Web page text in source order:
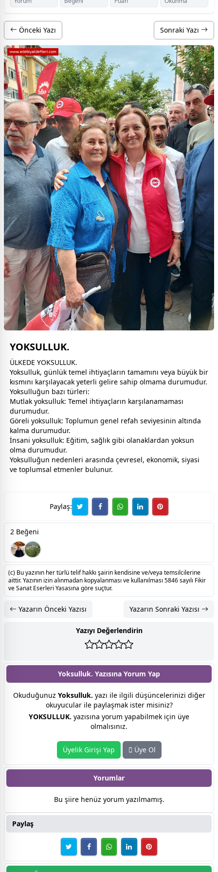
Önceki Yazı Sonraki Yazı
YOKSULLUK.
ÜLKEDE YOKSULLUK.
Yoksulluk, günlük temel ihtiyaçların tamamını veya büyük bir
kısmını karşılayacak yeterli gelire sahip olmama durumudur.
Yoksulluğun bazı türleri:
Mutlak yoksulluk: Temel ihtiyaçların karşılanamaması
durumudur.
Göreli yoksulluk: Toplumun genel refah seviyesinin altında
kalma durumudur.
İnsani yoksulluk: Eğitim, sağlık gibi olanaklardan yoksun
olma durumudur.
Yoksulluğun nedenleri arasında çevresel, ekonomik, siyasi
ve toplumsal etmenler bulunur.
Paylaş:
2 Beğeni
(c) Bu yazının her türlü telif hakkı şairin kendisine ve/veya temsilcilerine
aittir. Yazının izin alınmadan kopyalanması ve kullanılması 5846 sayılı Fikir
ve Sanat Eserleri Yasasına göre suçtur.
Yazarın Önceki Yazısı Yazarın Sonraki Yazısı
Yazıyı Değerlendirin
Yoksulluk. Yazısına Yorum Yap
Okuduğunuz Yoksulluk. yazı ile ilgili düşüncelerinizi diğer
okuyucular ile paylaşmak ister misiniz?
YOKSULLUK. yazısına yorum yapabilmek için üye
olmalısınız.
Üyelik Girişi Yap Üye Ol
Yorumlar
Bu şiire henüz yorum yazılmamış.
Paylaş